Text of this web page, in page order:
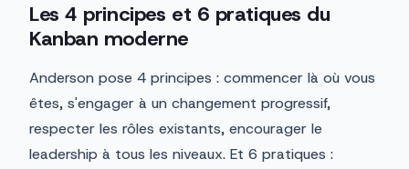
Les 4 principes et 6 pratiques du
Kanban moderne
Anderson pose 4 principes : commencer là où vous
êtes, s'engager à un changement progressif,
respecter les rôles existants, encourager le
leadership à tous les niveaux. Et 6 pratiques :